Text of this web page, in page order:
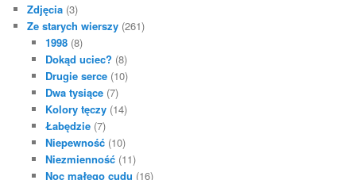
Zdjęcia (3)
Ze starych wierszy (261)
1998(8)
Dokąd uciec? (8)
Drugie serce(10)
Dwa tysiące(7)
Kolory tęczy(14)
Łabędzie(7)
Niepewność(10)
Niezmienność(11)
Noc małego cudu (16)